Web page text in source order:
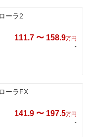
ーラ2
111.7 〜 158.9万円
-
ーラFX
141.9 〜 197.5万円
-